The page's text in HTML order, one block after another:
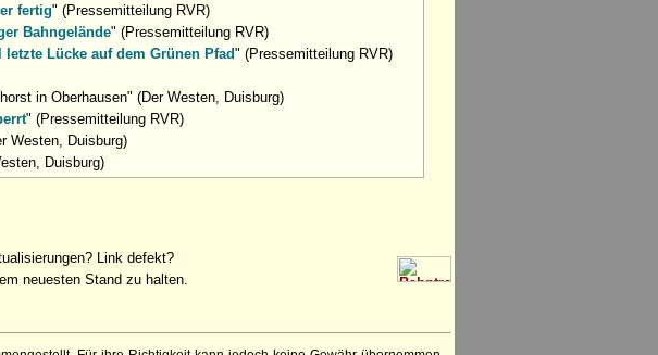
fertig" (Pressemitteilung RVR)
Bahngelände" (Pressemitteilung RVR)
Lücke auf dem Grünen Pfad" (Pressemitteilung RVR)
in Oberhausen" (Der Westen, Duisburg)
" (Pressemitteilung RVR)
Westen, Duisburg)
Duisburg)
Link defekt?
neuesten Stand zu halten.